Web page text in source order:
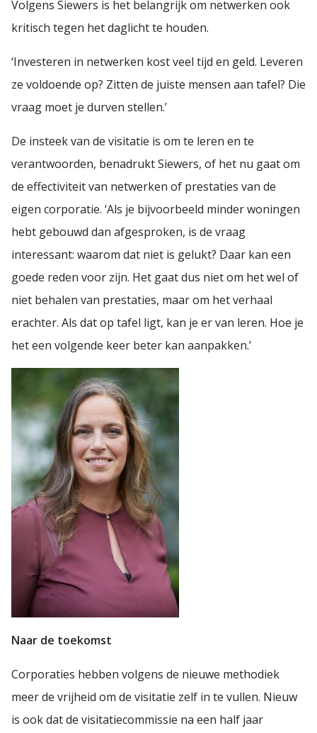
Volgens Siewers is het belangrijk om netwerken ook
kritisch tegen het daglicht te houden.
‘Investeren in netwerken kost veel tijd en geld. Leveren
ze voldoende op? Zitten de juiste mensen aan tafel? Die
vraag moet je durven stellen.’
De insteek van de visitatie is om te leren en te
verantwoorden, benadrukt Siewers, of het nu gaat om
de effectiviteit van netwerken of prestaties van de
eigen corporatie. ‘Als je bijvoorbeeld minder woningen
hebt gebouwd dan afgesproken, is de vraag
interessant: waarom dat niet is gelukt? Daar kan een
goede reden voor zijn. Het gaat dus niet om het wel of
niet behalen van prestaties, maar om het verhaal
erachter. Als dat op tafel ligt, kan je er van leren. Hoe je
het een volgende keer beter kan aanpakken.’
Naar de toekomst
Corporaties hebben volgens de nieuwe methodiek
meer de vrijheid om de visitatie zelf in te vullen. Nieuw
is ook dat de visitatiecommissie na een half jaar